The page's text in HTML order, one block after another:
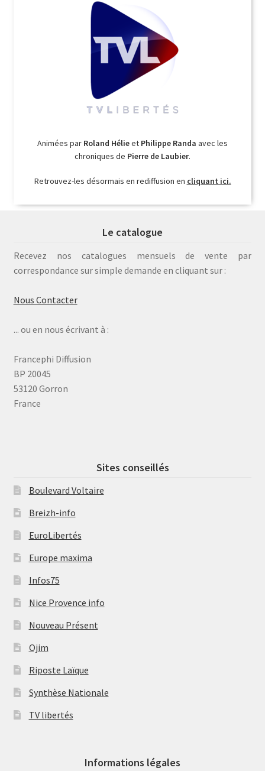
Animées par Roland Hélieet Philippe Randa avec les
chroniques de Pierre de Laubier.
Retrouvez-les désormais en rediffusion en cliquant ici.
Le catalogue
Recevez nos catalogues mensuels de vente par
correspondance sur simple demande en cliquant sur :
Nous Contacter
... ou en nous écrivant à :
Francephi Diffusion
BP 20045
53120 Gorron
France
Sites conseillés
Boulevard Voltaire
Breizh-info
EuroLibertés
Europe maxima
Infos75
Nice Provence info
Nouveau Présent
Ojim
Riposte Laïque
Synthèse Nationale
TV libertés
Informations légales